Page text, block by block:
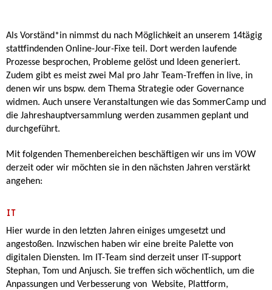
Als Vorständ*in nimmst du nach Möglichkeit an unserem 14tägig
stattfindenden Online-Jour-Fixe teil. Dort werden laufende
Prozesse besprochen, Probleme gelöst und Ideen generiert.
Zudem gibt es meist zwei Mal pro Jahr Team-Treffen in live, in
denen wir uns bspw. dem Thema Strategie oder Governance
widmen. Auch unsere Veranstaltungen wie das SommerCamp und
die Jahreshauptversammlung werden zusammen geplant und
durchgeführt.
Mit folgenden Themenbereichen beschäftigen wir uns im VOW
derzeit oder wir möchten sie in den nächsten Jahren verstärkt
angehen:
IT
Hier wurde in den letzten Jahren einiges umgesetzt und
angestoßen. Inzwischen haben wir eine breite Palette von
digitalen Diensten. Im IT-Team sind derzeit unser IT-support
Stephan, Tom und Anjusch. Sie treffen sich wöchentlich, um die
Anpassungen und Verbesserung von Website, Plattform,